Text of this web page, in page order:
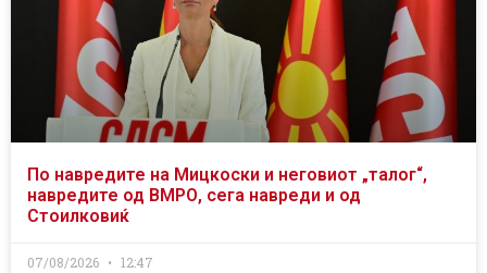
По навредите на Мицкоски и неговиот „талог“,
навредите од ВМРО, сега навреди и од
Стоилковиќ
07/08/2026 12:47